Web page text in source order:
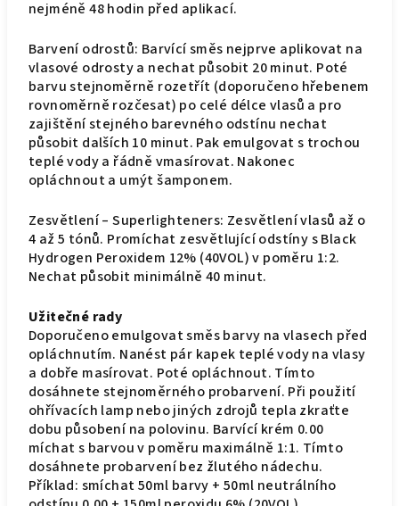
nejméně 48 hodin před aplikací.
Barvení odrostů: Barvící směs nejprve aplikovat na
vlasové odrosty a nechat působit 20 minut. Poté
barvu stejnoměrně rozetřít (doporučeno hřebenem
rovnoměrně rozčesat) po celé délce vlasů a pro
zajištění stejného barevného odstínu nechat
působit dalších 10 minut. Pak emulgovat s trochou
teplé vody a řádně vmasírovat. Nakonec
opláchnout a umýt šamponem.
Zesvětlení – Superlighteners: Zesvětlení vlasů až o
4 až 5 tónů. Promíchat zesvětlující odstíny s Black
Hydrogen Peroxidem 12% (40VOL) v poměru 1:2.
Nechat působit minimálně 40 minut.
Užitečné rady
Doporučeno emulgovat směs barvy na vlasech před
opláchnutím. Nanést pár kapek teplé vody na vlasy
a dobře masírovat. Poté opláchnout. Tímto
dosáhnete stejnoměrného probarvení. Při použití
ohřívacích lamp nebo jiných zdrojů tepla zkraťte
dobu působení na polovinu. Barvící krém 0.00
míchat s barvou v poměru maximálně 1:1. Tímto
dosáhnete probarvení bez žlutého nádechu.
Příklad: smíchat 50ml barvy + 50ml neutrálního